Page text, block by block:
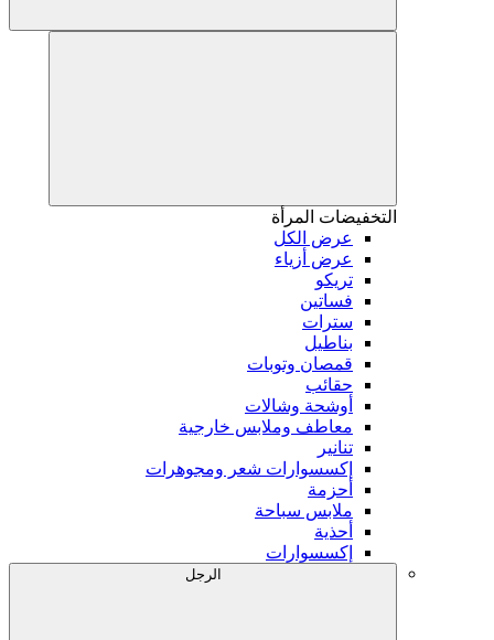
التخفيضات المرأة
عرض الكل
عرض أزياء
تريكو
فساتين
سترات
بناطيل
قمصان وتوبات
حقائب
أوشحة وشالات
معاطف وملابس خارجية
تنانير
إكسسوارات شعر ومجوهرات
أحزمة
ملابس سباحة
أحذية
إكسسوارات
الرجل